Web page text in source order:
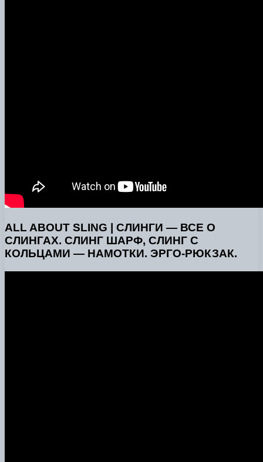
ALL ABOUT SLING | СЛИНГИ — ВСЕ О
СЛИНГАХ. СЛИНГ ШАРФ, СЛИНГ С
КОЛЬЦАМИ — НАМОТКИ. ЭРГО-РЮКЗАК.